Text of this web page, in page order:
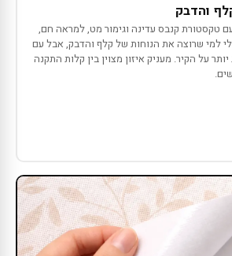
והדבק
טקסטורת קנבס עדינה וגימור מט, למראה חם,
למי שרוצה את הנוחות של קלף והדבק, אבל עם
על הקיר. מעניק איזון מצוין בין קלות התקנה